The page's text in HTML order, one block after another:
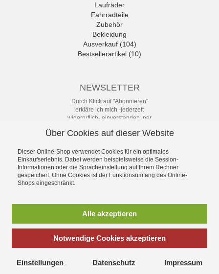
Laufräder
Fahrradteile
Zubehör
Bekleidung
Ausverkauf (104)
Bestsellerartikel (10)
NEWSLETTER
Durch Klick auf "Abonnieren"
erkläre ich mich -jederzeit
widerruflich- einverstanden, per
Abständen über Angebote und
Datenschutzerklärung mit weiteren
Details habe ich zur Kenntnis
genommen.
Abonnieren
*inkl. MwSt., zzgl.Versandkosten
Über Cookies auf dieser Website
Dieser Online-Shop verwendet Cookies für ein optimales
Einkaufserlebnis. Dabei werden beispielsweise die Session-
Informationen oder die Spracheinstellung auf Ihrem Rechner
gespeichert. Ohne Cookies ist der Funktionsumfang des Online-
Shops eingeschränkt.
Alle akzeptieren
Notwendige Cookies akzeptieren
Einstellungen Datenschutz Impressum